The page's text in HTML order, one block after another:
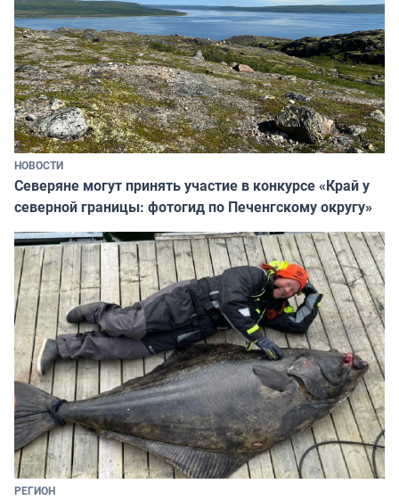
НОВОСТИ
Северяне могут принять участие в конкурсе «Край у
северной границы: фотогид по Печенгскому округу»
РЕГИОН